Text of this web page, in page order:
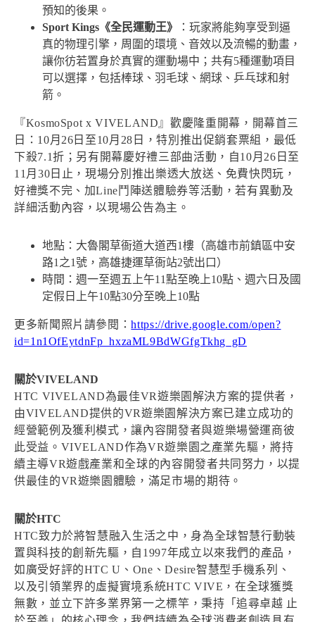
預知的後果。
Sport Kings《全民運動王》
：玩家將能夠享受到逼
真的物理引擎，周圍的環境、音效以及流暢的動畫，
讓你彷若置身於真實的運動場中；共有5種運動項目
可以選擇，包括棒球、羽毛球、網球、乒乓球和射
箭。
『KosmoSpot x VIVELAND』歡慶隆重開幕，開幕首三
日：10月26日至10月28日，特別推出促銷套票組，最低
下殺7.1折；另有開幕慶好禮三部曲活動，自10月26日至
11月30日止，現場分別推出樂透大放送、免費快閃玩，
好禮獎不完、加Line鬥陣送體驗券等活動，若有異動及
詳細活動內容，以現場公告為主。
地點：大魯閣草衙道大道西1樓（高雄市前鎮區中安
路1之1號，高雄捷運草衙站2號出口）
時間：週一至週五上午11點至晚上10點、週六日及國
定假日上午10點30分至晚上10點
更多新聞照片請參閱：https://drive.google.com/open?
id=1n1OfEytdnFp_hxzaML9BdWGfgTkhg_gD
關於VIVELAND
HTC VIVELAND為最佳VR遊樂園解決方案的提供者，
由VIVELAND提供的VR遊樂園解決方案已建立成功的
經營範例及獲利模式，讓內容開發者與遊樂場營運商彼
此受益。VIVELAND作為VR遊樂園之產業先驅，將持
續主導VR遊戲產業和全球的內容開發者共同努力，以提
供最佳的VR遊樂園體驗，滿足市場的期待。
關於HTC
HTC致力於將智慧融入生活之中，身為全球智慧行動裝
置與科技的創新先驅，自1997年成立以來我們的產品，
如廣受好評的HTC U、One、Desire智慧型手機系列、
以及引領業界的虛擬實境系統HTC VIVE，在全球獲獎
無數，並立下許多業界第一之標竿，秉持「追尋卓越 止